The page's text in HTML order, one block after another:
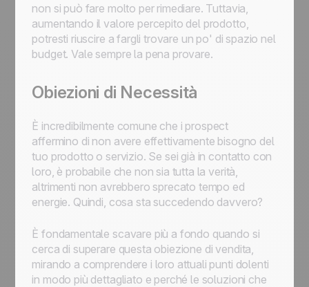
non si può fare molto per rimediare. Tuttavia,
aumentando il valore percepito del prodotto,
potresti riuscire a fargli trovare un po' di spazio nel
budget. Vale sempre la pena provare.
Obiezioni di Necessità
È incredibilmente comune che i prospect
affermino di non avere effettivamente bisogno del
tuo prodotto o servizio. Se sei già in contatto con
loro, è probabile che non sia tutta la verità,
altrimenti non avrebbero sprecato tempo ed
energie. Quindi, cosa sta succedendo davvero?
È fondamentale scavare più a fondo quando si
cerca di superare questa obiezione di vendita,
mirando a comprendere i loro attuali punti dolenti
in modo più dettagliato e perché le soluzioni che